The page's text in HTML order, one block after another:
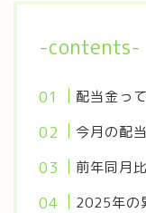
-contents-
配当金っ
今月の配
前年同月
2025年の